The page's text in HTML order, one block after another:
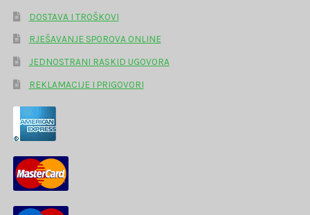
DOSTAVA I TROŠKOVI
RJEŠAVANJE SPOROVA ONLINE
JEDNOSTRANI RASKID UGOVORA
REKLAMACIJE I PRIGOVORI